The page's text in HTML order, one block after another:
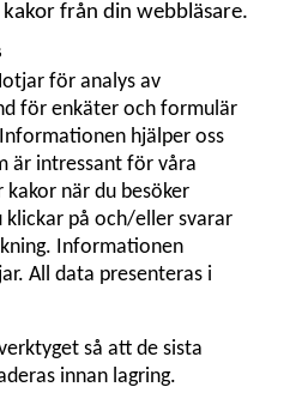
från din webbläsare.
för analys av
för enkäter och formulär
hjälper oss
är intressant för våra
kakor när du besöker
klickar på och/eller svarar
Informationen
All data presenteras i
så att de sista
innan lagring.